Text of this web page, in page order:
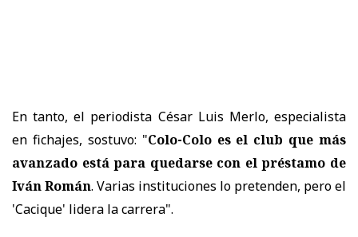
En tanto, el periodista César Luis Merlo, especialista
en fichajes, sostuvo: "Colo-Colo es el club que más
avanzado está para quedarse con el préstamo de
Iván Román. Varias instituciones lo pretenden, pero el
'Cacique' lidera la carrera".